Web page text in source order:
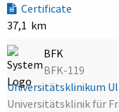
Certificate
37,1 km
BFK
BFK-119
Universitätsklinikum
Universitätsklinik für